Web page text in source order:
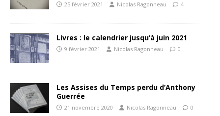
25 février 2021 Nicolas Ragonneau 4
Livres : le calendrier jusqu’à juin 2021
9 février 2021 Nicolas Ragonneau 0
Les Assises du Temps perdu d’Anthony
Guerrée
21 novembre 2020 Nicolas Ragonneau 0